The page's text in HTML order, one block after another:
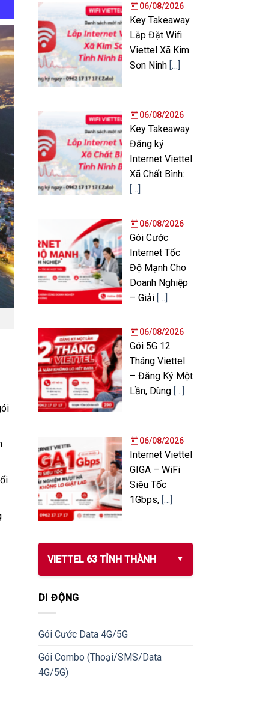
06/08/2026
Key Takeaway
Lắp Đặt Wifi
Viettel Xã Kim
Sơn Ninh […]
06/08/2026
Key Takeaway
Đăng ký
Internet Viettel
Xã Chất Bình:
[…]
06/08/2026
Gói Cước
Internet Tốc
Độ Mạnh Cho
Doanh Nghiệp
– Giải […]
06/08/2026
Gói 5G 12
Tháng Viettel
– Đăng Ký Một
Lần, Dùng […]
06/08/2026
Internet Viettel
GIGA – WiFi
Siêu Tốc
1Gbps, […]
VIETTEL 63 TỈNH THÀNH
DI ĐỘNG
Gói Cước Data 4G/5G
Gói Combo (Thoại/SMS/Data
4G/5G)